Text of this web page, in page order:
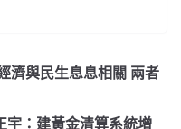
濟與民生息息相關 兩者
宇：建黃金清算系統增